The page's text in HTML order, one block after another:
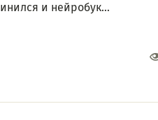
и нейробук...